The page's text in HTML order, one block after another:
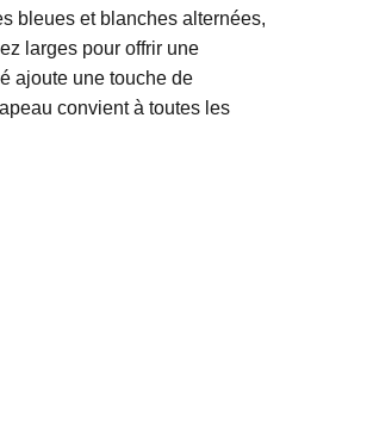
bleues et blanches alternées,
larges pour offrir une
ajoute une touche de
convient à toutes les